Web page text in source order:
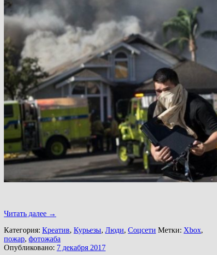
Читать далее →
Категория: Креатив, Курьезы, Люди, Соцсети Метки: Xbox,
пожар, фотожаба
Опубликовано: 7 декабря 2017